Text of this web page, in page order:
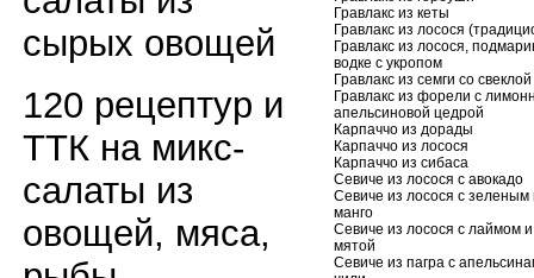
сырых овощей
120 рецептур и
ТТК на микс-
салаты из
овощей, мяса,
Гравлакс из кеты
Гравлакс из лосося
Гравлакс из лосося,
водке с укропом
Гравлакс из семги со
Гравлакс из форели с
апельсиновой цедрой
Карпаччо из дорады
Карпаччо из лосося
Карпаччо из сибаса
Севиче из лосося с авокадо
Севиче из лосося с
манго
Севиче из лосося с лаймом
мятой
Севиче из пагра с